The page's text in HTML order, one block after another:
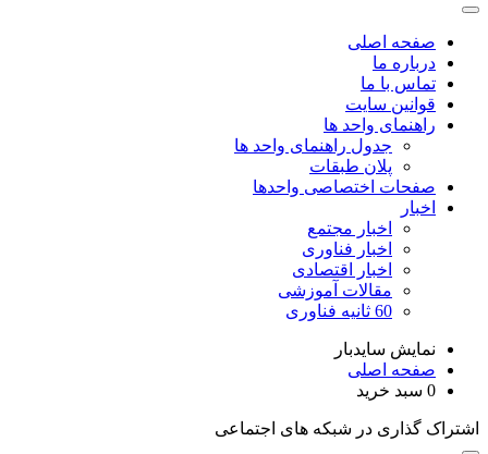
صفحه اصلی
درباره ما
تماس با ما
قوانین سایت
راهنمای واحد ها
جدول راهنمای واحد ها
پلان طبقات
صفحات اختصاصی واحدها
اخبار
اخبار مجتمع
اخبار فناوری
اخبار اقتصادی
مقالات آموزشی
60 ثانیه فناوری
نمایش سایدبار
صفحه اصلی
0 سبد خرید
اشتراک گذاری در شبکه های اجتماعی